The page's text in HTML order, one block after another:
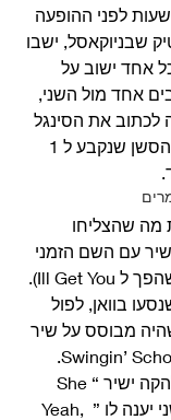
1963, כמה שעות לפני ההופעה
שבניוקאסל, ישבו
כל אחד ישוב על
אחד מול השני,
לכתוב את הסינגל
מה שהצליחו
עם השם הזמני
בוואן, לפול
מבוסס על שיר
הרעיון היה שחלק מהלהקה ישיר “She
loves you” והחלק השני יענה לו ” Yeah,